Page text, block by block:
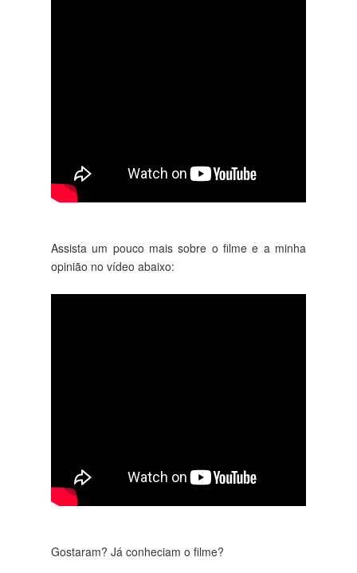
Assista um pouco mais sobre o filme e a minha
opinião no vídeo abaixo:
Gostaram? Já conheciam o filme?